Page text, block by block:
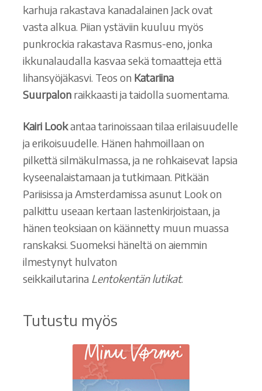
karhuja rakastava kanadalainen Jack ovat
vasta alkua. Piian ystäviin kuuluu myös
punkrockia rakastava Rasmus-eno, jonka
ikkunalaudalla kasvaa sekä tomaatteja että
lihansyöjäkasvi. Teos on Katariina
Suurpalon raikkaasti ja taidolla suomentama.
Kairi Lookantaa tarinoissaan tilaa erilaisuudelle
ja erikoisuudelle. Hänen hahmoillaan on
pilkettä silmäkulmassa, ja ne rohkaisevat lapsia
kyseenalaistamaan ja tutkimaan. Pitkään
Pariisissa ja Amsterdamissa asunut Look on
palkittu useaan kertaan lastenkirjoistaan, ja
hänen teoksiaan on käännetty muun muassa
ranskaksi. Suomeksi häneltä on aiemmin
ilmestynyt hulvaton
seikkailutarina Lentokentän lutikat.
Tutustu myös